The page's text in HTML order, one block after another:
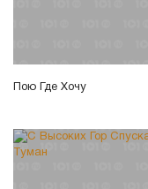
Пою Где Хочу